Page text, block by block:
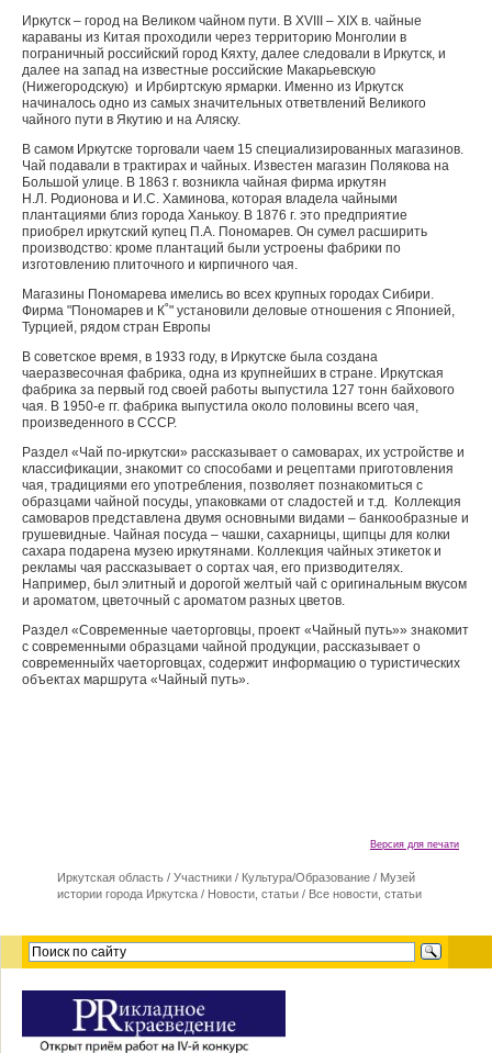
Иркутск – город на Великом чайном пути. В XVIII – XIX в. чайные
караваны из Китая проходили через территорию Монголии в
пограничный российский город Кяхту, далее следовали в Иркутск, и
далее на запад на известные российские Макарьевскую
(Нижегородскую) и Ирбиртскую ярмарки. Именно из Иркутск
начиналось одно из самых значительных ответвлений Великого
чайного пути в Якутию и на Аляску.
В самом Иркутске торговали чаем 15 специализированных магазинов.
Чай подавали в трактирах и чайных. Известен магазин Полякова на
Большой улице. В 1863 г. возникла чайная фирма ирку­тян
Н.Л. Родионова и И.С. Хаминова, которая владела чайными
плантациями близ города Ханькоу. В 1876 г. это предприятие
приобрел иркутский купец П.А. Пономарев. Он сумел расширить
производство: кроме плантаций были уст­роены фабрики по
изготовлению плиточ­ного и кирпичного чая.
Магазины Пономарева имелись во всех крупных городах Сибири.
Фирма "Пономарев и К˚" установили деловые отношения с Японией,
Турцией, рядом стран Европы
В советское время, в 1933 году, в Иркутске была создана
чаеразвесочная фабрика, одна из крупнейших в стране. Иркутская
фабрика за первый год своей работы выпустила 127 тонн байхового
чая. В 1950-е гг. фабрика выпустила около половины всего чая,
произведенного в СССР.
Раздел «Чай по-иркутски» рассказывает о самоварах, их устройстве и
классификации, знакомит со способами и рецептами приготовления
чая, традициями его употребления, позволяет познакомиться с
образцами чайной посуды, упаковками от сладостей и т.д. Коллекция
самоваров представлена двумя основными видами – банкообразные и
грушевидные. Чайная посуда – чашки, сахарницы, щипцы для колки
сахара подарена музею иркутянами. Коллекция чайных этикеток и
рекламы чая рассказывает о сортах чая, его призводителях.
Например, был элитный и дорогой желтый чай с оригинальным вкусом
и ароматом, цветочный с ароматом разных цветов.
Раздел «Современные чаеторговцы, проект «Чайный путь»» знакомит
с современными образцами чайной продукции, рассказывает о
современныйх чаеторговцах, содержит информацию о туристических
объектах маршрута «Чайный путь».
Версия для печати
Иркутская область / Участники / Культура/Образование / Музей
истории города Иркутска / Новости, статьи / Все новости, статьи